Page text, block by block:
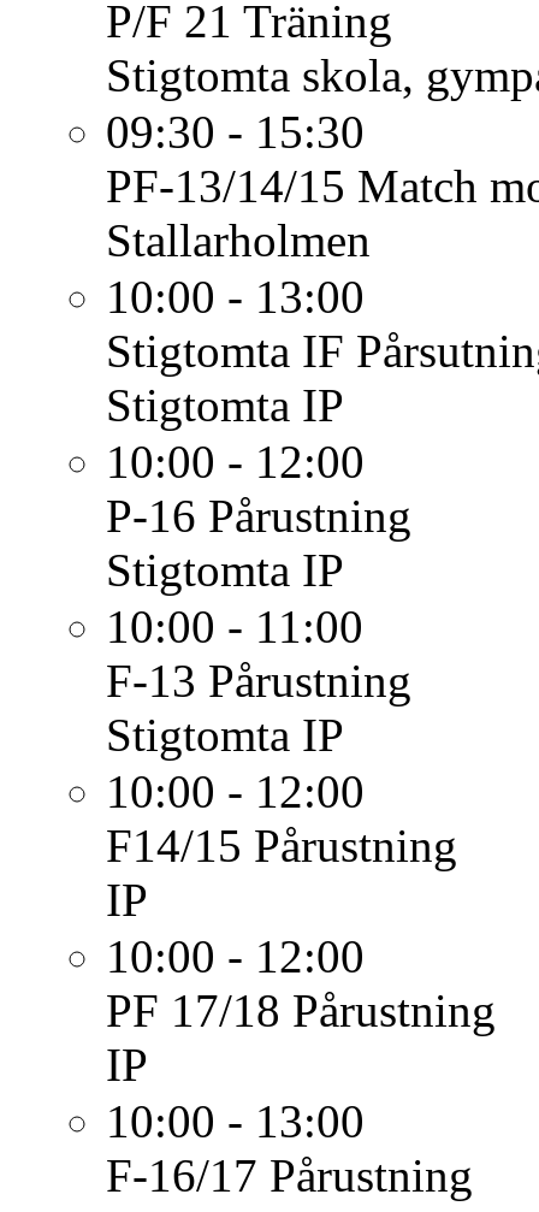
P/F 21 Träning
Stigtomta skola,
09:30 - 15:30
PF-13/14/15 Match
Stallarholmen
10:00 - 13:00
Stigtomta IF
Stigtomta IP
10:00 - 12:00
P-16 Pårustning
Stigtomta IP
10:00 - 11:00
F-13 Pårustning
Stigtomta IP
10:00 - 12:00
F14/15 Pårustning
IP
10:00 - 12:00
PF 17/18 Pårustning
IP
10:00 - 13:00
F-16/17 Pårustning